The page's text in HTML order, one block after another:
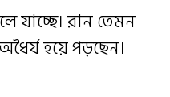
যাচ্ছে। রান তেমন
হয়ে পড়ছেন।